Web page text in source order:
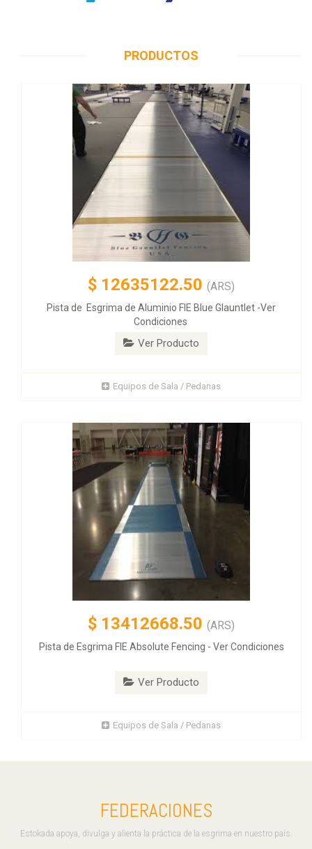
PRODUCTOS
$ 12635122.50 (ARS)
Pista de Esgrima de Aluminio FIE Blue Glauntlet -Ver
Condiciones
Ver Producto
Equipos de Sala / Pedanas
$ 13412668.50 (ARS)
Pista de Esgrima FIE Absolute Fencing - Ver Condiciones
Ver Producto
Equipos de Sala / Pedanas
FEDERACIONES
Estokada apoya, divulga y alienta la práctica de la esgrima en nuestro país.